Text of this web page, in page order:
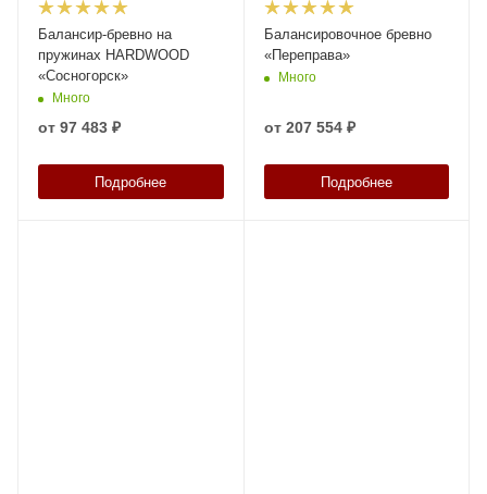
Балансир-бревно на
пружинах HARDWOOD
«Сосногорск»
Много
от 97 483 ₽
Подробнее
Балансировочное бревно
«Переправа»
Много
от 207 554 ₽
Подробнее